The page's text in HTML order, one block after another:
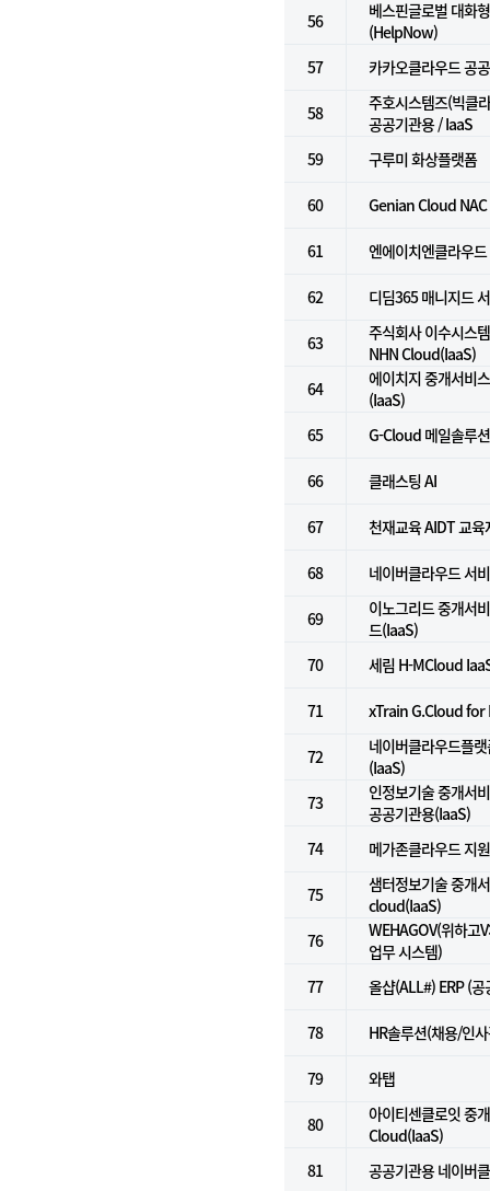
56
베스핀글로벌 대화
(HelpNow)
57
카카오클라우드 공
58
주호시스템즈(빅클
공공기관용 / IaaS
59
구루미 화상플랫폼
60 Genian Cloud NAC
61 엔에이치엔클라우
62 디딤365 매니지드
63
주식회사 이수시스
NHN Cloud(IaaS)
64
에이치지 중개서비
(IaaS)
65
G-Cloud 메일솔루
66 클래스팅 AI
67 천재교육 AIDT 교육
68 네이버클라우드 서
69
이노그리드 중개서
드(IaaS)
70
세림 H-MCloud
71 xTrain G.Cloud for
72
네이버클라우드플
(IaaS)
73
인정보기술 중개서
공공기관용(IaaS)
74
메가존클라우드 지
75
샘터정보기술 중개
cloud(IaaS)
76
WEHAGOV(위하고
업무 시스템)
77
올샵(ALL#) ERP (
78 HR솔루션(채용/인
79 와탭
80
아이티센클로잇 중
Cloud(IaaS)
81
공공기관용 네이버